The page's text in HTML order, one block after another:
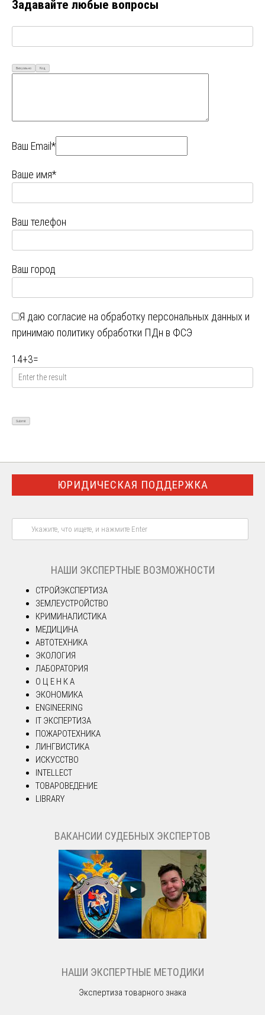
Задавайте любые вопросы
Визуально Код
Ваш Email*
Ваше имя*
Ваш телефон
Ваш город
Я даю согласие на обработку персональных данных и
принимаю политику обработки ПДн в ФСЭ
14+3=
ЮРИДИЧЕСКАЯ ПОДДЕРЖКА
НАШИ ЭКСПЕРТНЫЕ ВОЗМОЖНОСТИ
СТРОЙЭКСПЕРТИЗА
ЗЕМЛЕУСТРОЙСТВО
КРИМИНАЛИСТИКА
МЕДИЦИНА
АВТОТЕХНИКА
ЭКОЛОГИЯ
ЛАБОРАТОРИЯ
О Ц Е Н К А
ЭКОНОМИКА
ENGINEERING
IT ЭКСПЕРТИЗА
ПОЖАРОТЕХНИКА
ЛИНГВИСТИКА
ИСКУССТВО
INTELLECT
ТОВАРОВЕДЕНИЕ
LIBRARY
ВАКАНСИИ СУДЕБНЫХ ЭКСПЕРТОВ
НАШИ ЭКСПЕРТНЫЕ МЕТОДИКИ
Экспертиза товарного знака